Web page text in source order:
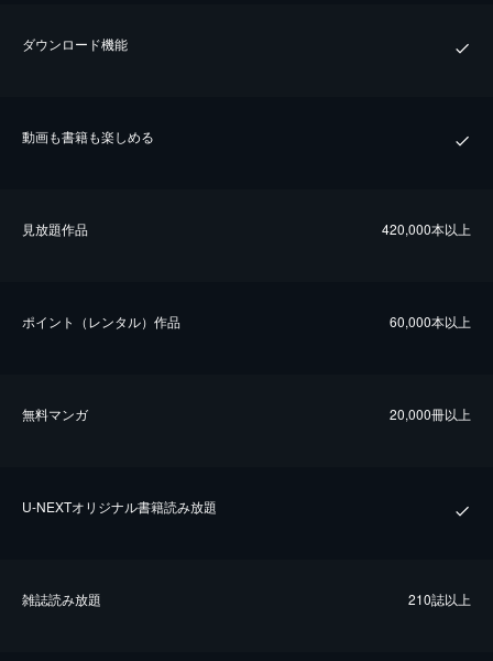
ダウンロード機能
動画も書籍も楽しめる
⾒放題作品 420,000本以上
ポイント（レンタル）作品 60,000本以上
無料マンガ 20,000冊以上
U-NEXTオリジナル書籍読み放題
雑誌読み放題 210誌以上